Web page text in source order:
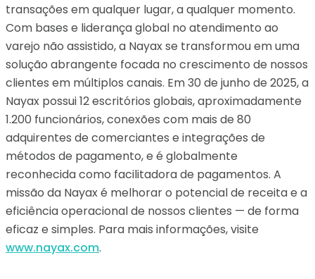
transações em qualquer lugar, a qualquer momento.
Com bases e liderança global no atendimento ao
varejo não assistido, a Nayax se transformou em uma
solução abrangente focada no crescimento de nossos
clientes em múltiplos canais. Em 30 de junho de 2025, a
Nayax possui 12 escritórios globais, aproximadamente
1.200 funcionários, conexões com mais de 80
adquirentes de comerciantes e integrações de
métodos de pagamento, e é globalmente
reconhecida como facilitadora de pagamentos. A
missão da Nayax é melhorar o potencial de receita e a
eficiência operacional de nossos clientes — de forma
eficaz e simples. Para mais informações, visite
www.nayax.com.